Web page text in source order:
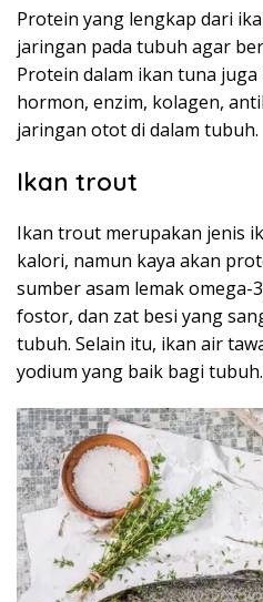
Protein yang lengkap dari
jaringan pada tubuh agar
Protein dalam ikan tuna
hormon, enzim, kolagen,
jaringan otot di dalam tubuh.
Ikan trout
Ikan trout merupakan jenis
kalori, namun kaya akan
sumber asam lemak omega-
fostor, dan zat besi yang
tubuh. Selain itu, ikan air
yodium yang baik bagi tubuh.